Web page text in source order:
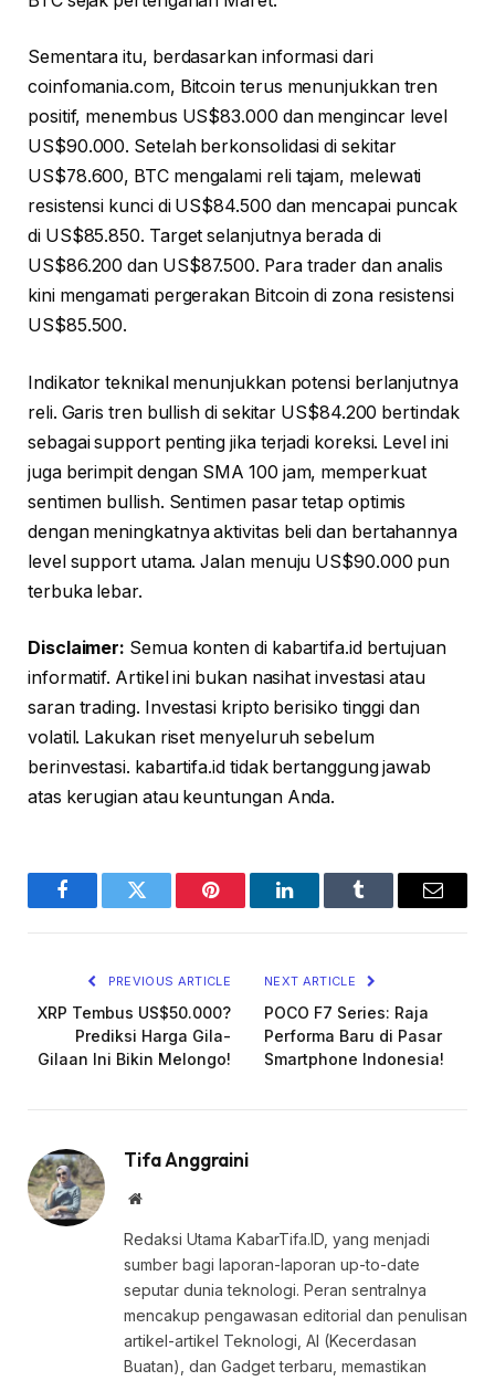
Sementara itu, berdasarkan informasi dari
coinfomania.com, Bitcoin terus menunjukkan tren
positif, menembus US$83.000 dan mengincar level
US$90.000. Setelah berkonsolidasi di sekitar
US$78.600, BTC mengalami reli tajam, melewati
resistensi kunci di US$84.500 dan mencapai puncak
di US$85.850. Target selanjutnya berada di
US$86.200 dan US$87.500. Para trader dan analis
kini mengamati pergerakan Bitcoin di zona resistensi
US$85.500.
Indikator teknikal menunjukkan potensi berlanjutnya
reli. Garis tren bullish di sekitar US$84.200 bertindak
sebagai support penting jika terjadi koreksi. Level ini
juga berimpit dengan SMA 100 jam, memperkuat
sentimen bullish. Sentimen pasar tetap optimis
dengan meningkatnya aktivitas beli dan bertahannya
level support utama. Jalan menuju US$90.000 pun
terbuka lebar.
Disclaimer: Semua konten di kabartifa.id bertujuan
informatif. Artikel ini bukan nasihat investasi atau
saran trading. Investasi kripto berisiko tinggi dan
volatil. Lakukan riset menyeluruh sebelum
berinvestasi. kabartifa.id tidak bertanggung jawab
atas kerugian atau keuntungan Anda.
FacebookTwitter Pinterest LinkedInTumblr Email
PREVIOUS ARTICLE
XRP Tembus US$50.000?
Prediksi Harga Gila-
Gilaan Ini Bikin Melongo!
NEXT ARTICLE
POCO F7 Series: Raja
Performa Baru di Pasar
Smartphone Indonesia!
Tifa Anggraini
Website
Redaksi Utama KabarTifa.ID, yang menjadi
sumber bagi laporan-laporan up-to-date
seputar dunia teknologi. Peran sentralnya
mencakup pengawasan editorial dan penulisan
artikel-artikel Teknologi, AI (Kecerdasan
Buatan), dan Gadget terbaru, memastikan